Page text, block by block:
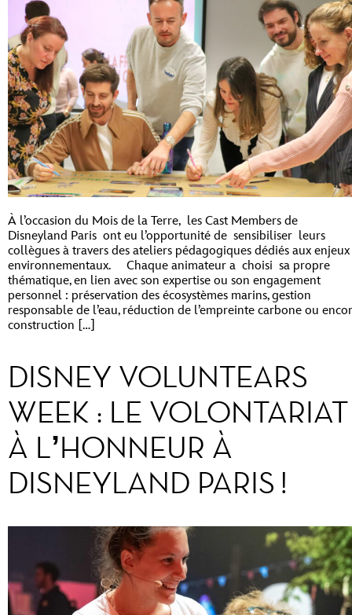
À l’occasion du Mois de la Terre, les Cast Members de
Disneyland Paris ont eu l’opportunité de sensibiliser leurs
collègues à travers des ateliers pédagogiques dédiés aux enjeux
environnementaux. Chaque animateur a choisi sa propre
thématique, en lien avec son expertise ou son engagement
personnel : préservation des écosystèmes marins, gestion
responsable de l’eau, réduction de l’empreinte carbone ou
construction […]
DISNEY VOLUNTEARS
WEEK : LE VOLONTARIAT
À L’HONNEUR À
DISNEYLAND PARIS !